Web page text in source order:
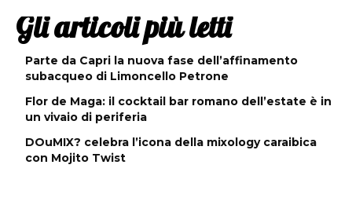
Gli articoli più letti
Parte da Capri la nuova fase dell’affinamento
subacqueo di Limoncello Petrone
Flor de Maga: il cocktail bar romano dell’estate è in
un vivaio di periferia
DOuMIX? celebra l’icona della mixology caraibica
con Mojito Twist